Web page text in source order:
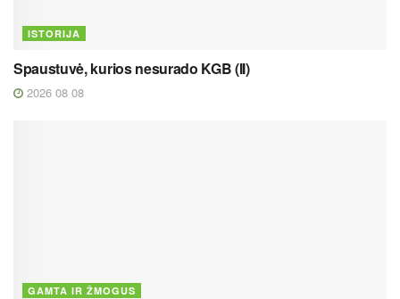
ISTORIJA
Spaustuvė, kurios nesurado KGB (II)
2026 08 08
GAMTA IR ŽMOGUS